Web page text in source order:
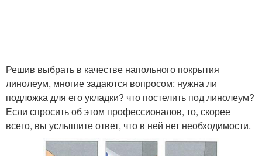
Решив выбрать в качестве напольного покрытия
линолеум, многие задаются вопросом: нужна ли
подложка для его укладки? что постелить под линолеум?
Если спросить об этом профессионалов, то, скорее
всего, вы услышите ответ, что в ней нет необходимости.